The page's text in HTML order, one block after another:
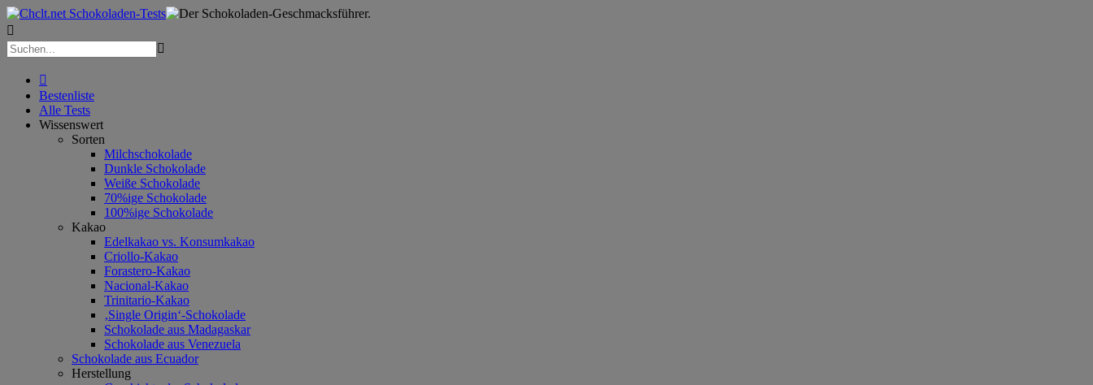



Bestenliste
Alle Tests
Wissenswert
Sorten
Milchschokolade
Dunkle Schokolade
Weiße Schokolade
70%ige Schokolade
100%ige Schokolade
Kakao
Edelkakao vs. Konsumkakao
Criollo-Kakao
Forastero-Kakao
Nacional-Kakao
Trinitario-Kakao
‚Single Origin‘-Schokolade
Schokolade aus Madagaskar
Schokolade aus Venezuela
Schokolade aus Ecuador
Herstellung